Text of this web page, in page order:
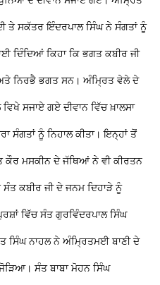
ਤੇ ਸਕੱਤਰ ਇੰਦਰਪਾਲ ਸਿੰਘ ਨੇ ਸੰਗਤਾਂ ਨੂੰ
ਦਿੰਦਿਆਂ ਕਿਹਾ ਕਿ ਭਗਤ ਕਬੀਰ ਜੀ
ਨਿਰਭੈ ਭਗਤ ਸਨ। ਅੰਮ੍ਰਿਤ ਵੇਲੇ ਦੇ
ਸਜਾਏ ਗਏ ਦੀਵਾਨ ਵਿੱਚ ਖ਼ਾਲਸਾ
ਸੰਗਤਾਂ ਨੂੰ ਨਿਹਾਲ ਕੀਤਾ। ਇਨ੍ਹਾਂ ਤੋਂ
ਕੌਰ ਮਸਕੀਨ ਦੇ ਜੱਥਿਆਂ ਨੇ ਵੀ ਕੀਰਤਨ
ਕਬੀਰ ਜੀ ਦੇ ਜਨਮ ਦਿਹਾੜੇ ਨੂੰ
ਵਿੱਚ ਸੰਤ ਗੁਰਵਿੰਦਰਪਾਲ ਸਿੰਘ
ਨਾਹਲ ਨੇ ਅੰਮ੍ਰਿਤਮਈ ਬਾਣੀ ਦੇ
ਸੰਤ ਬਾਬਾ ਮੋਹਨ ਸਿੰਘ